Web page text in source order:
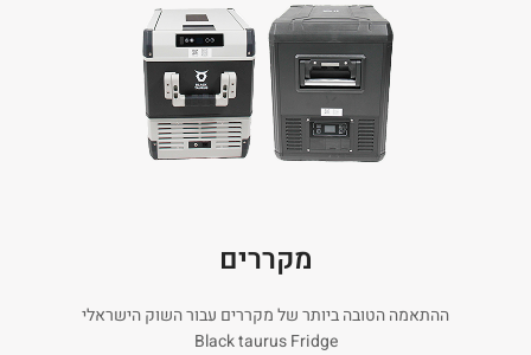
מקררים
ההתאמה הטובה ביותר של מקררים עבור השוק הישראלי
Black taurus Fridge